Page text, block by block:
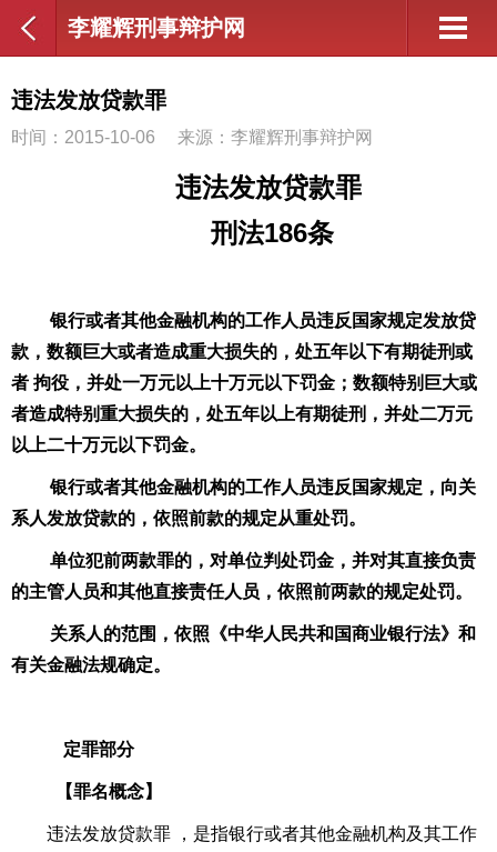
李耀辉刑事辩护网
违法发放贷款罪
时间：2015-10-06 来源：李耀辉刑事辩护网
违法发放贷款罪
刑法186条
银行或者其他金融机构的工作人员违反国家规定发放贷
款，数额巨大或者造成重大损失的，处五年以下有期徒刑或
者 拘役，并处一万元以上十万元以下罚金；数额特别巨大或
者造成特别重大损失的，处五年以上有期徒刑，并处二万元
以上二十万元以下罚金。
银行或者其他金融机构的工作人员违反国家规定，向关
系人发放贷款的，依照前款的规定从重处罚。
单位犯前两款罪的，对单位判处罚金，并对其直接负责
的主管人员和其他直接责任人员，依照前两款的规定处罚。
关系人的范围，依照《中华人民共和国商业银行法》和
有关金融法规确定。
定罪部分
【罪名概念】
违法发放贷款罪 ，是指银行或者其他金融机构及其工作